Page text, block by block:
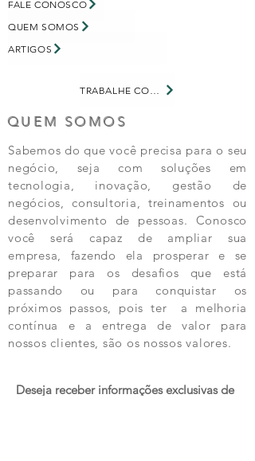
exigem o uso da digital por
alguns segundos – o leve toque
no tablet faz com que quantidade
minimizada, tornando a interação
asséptica.
FALE CONOSCO
QUEM SOMOS
ARTIGOS
QUEM SOMOS
Sabemos do que você precisa para o seu
negócio, seja com soluções em
tecnologia, inovação, gestão de
negócios, consultoria, treinamentos ou
desenvolvimento de pessoas. Conosco
você será capaz de ampliar sua
empresa, fazendo ela prosperar e se
preparar para os desafios que está
passando ou para conquistar os
próximos passos, pois ter a melhoria
contínua e a entrega de valor para
nossos clientes, são os nossos valores.
Deseja receber informações exclusivas de